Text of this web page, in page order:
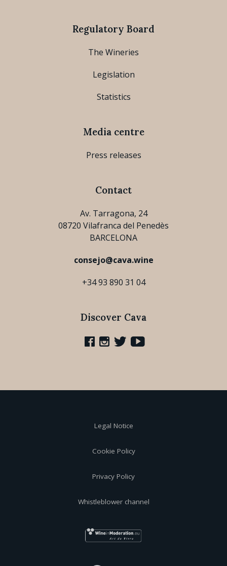
Regulatory Board
The Wineries
Legislation
Statistics
Media centre
Press releases
Contact
Av. Tarragona, 24
08720 Vilafranca del Penedès
BARCELONA
consejo@cava.wine
+34 93 890 31 04
Discover Cava
Legal Notice
Cookie Policy
Privacy Policy
Whistleblower channel